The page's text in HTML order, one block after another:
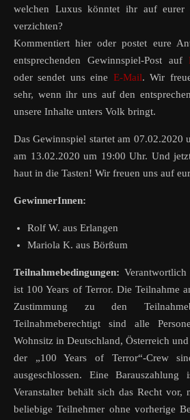
welchen Luxus könntet ihr auf eurer
verzichten?
Kommentiert hier oder postet eure
entsprechenden Gewinnspiel-Post auf
oder sendet uns eine E-Mail. Wir
sehr, wenn ihr uns auf den
unsere Inhalte unters Volk bringt.
Das Gewinnspiel startet am 07.02.2020
am 13.02.2020 um 19:00 Uhr. Und
haut in die Tasten! Wir freuen uns auf
GewinnerInnen:
Rolf W. aus Erlangen
Mariola K. aus Börßum
Teilnahmebedingungen:
ist 100 Years of Terror. Die Teilnahme
Zustimmung zu den
Teilnahmeberechtigt sind alle
Wohnsitz in Deutschland, Österreich
der „100 Years of Terror“-Crew
ausgeschlossen. Eine
Veranstalter behält sich das Recht vor,
beliebige Teilnehmer ohne vorherige